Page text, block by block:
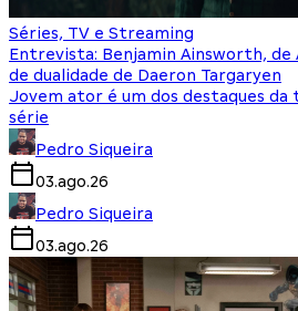
Séries, TV e Streaming
Entrevista: Benjamin Ainsworth, de
de dualidade de Daeron Targaryen
Jovem ator é um dos destaques
série
Pedro Siqueira
03.ago.26
Pedro Siqueira
03.ago.26